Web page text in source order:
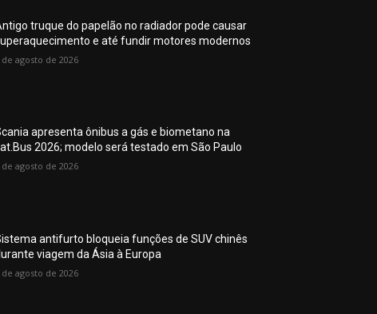
truque do papelão no radiador pode causar
e até fundir motores modernos
de agosto de 2026
apresenta ônibus a gás e biometano na
2026; modelo será testado em São Paulo
de agosto de 2026
antifurto bloqueia funções de SUV chinês
viagem da Ásia à Europa
de agosto de 2026